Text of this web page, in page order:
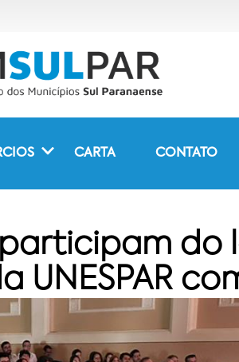
CARTA CONTATO
participam
UNESPAR